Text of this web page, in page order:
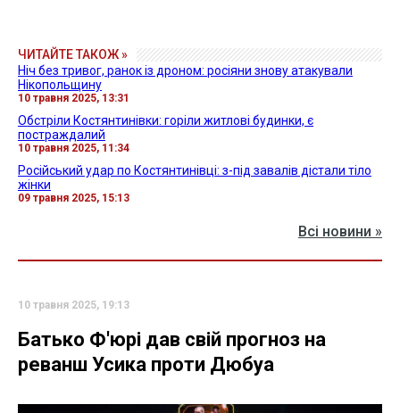
ЧИТАЙТЕ ТАКОЖ »
Ніч без тривог, ранок із дроном: росіяни знову атакували
Нікопольщину
10 травня 2025, 13:31
Обстріли Костянтинівки: горіли житлові будинки, є
постраждалий
10 травня 2025, 11:34
Російський удар по Костянтинівці: з-під завалів дістали тіло
жінки
09 травня 2025, 15:13
Всі новини »
10 травня 2025, 19:13
Батько Ф'юрі дав свій прогноз на
реванш Усика проти Дюбуа